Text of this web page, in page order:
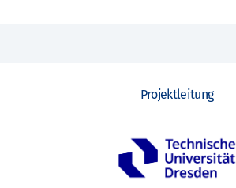
Projektleitung